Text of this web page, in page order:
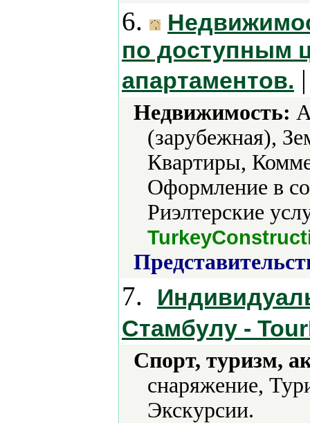
6.
по доступным
апартаментов.
Недвижимость:
(зарубежная),
Квартиры,
Оформление в
Риэлтерские
7.
Стамбулу -
Спорт, туризм,
снаряжение,
Экскурсии.